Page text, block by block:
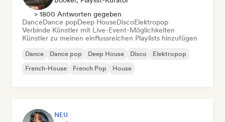
> 1800 Antworten gegeben
DanceDance popDeep HouseDiscoElektropop
Verbinde Künstler mit Live-Event-Möglichkeiten
Künstler zu meinen einflussreichen Playlists hinzufügen
Dance Dance pop Deep House Disco
Elektropop
French-House
French Pop House
NEU